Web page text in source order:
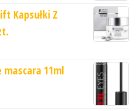
Kapsułki Z
mascara 11ml